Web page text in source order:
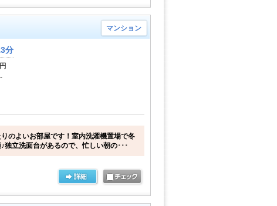
マンション
分
のよいお部屋です！室内洗濯機置場で冬
独立洗面台があるので、忙しい朝の･･･